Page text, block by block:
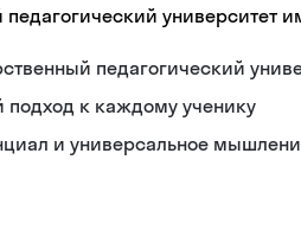
университет
педагогический
к каждому ученику
и универсальное